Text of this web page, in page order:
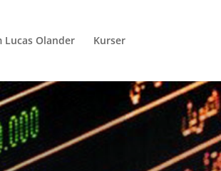
Lucas Olander Kurser